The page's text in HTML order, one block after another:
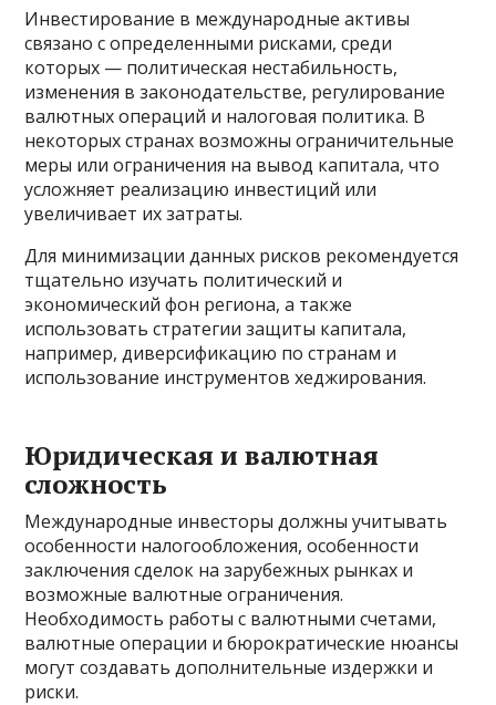
Инвестирование в международные активы
связано с определенными рисками, среди
которых — политическая нестабильность,
изменения в законодательстве, регулирование
валютных операций и налоговая политика. В
некоторых странах возможны ограничительные
меры или ограничения на вывод капитала, что
усложняет реализацию инвестиций или
увеличивает их затраты.
Для минимизации данных рисков рекомендуется
тщательно изучать политический и
экономический фон региона, а также
использовать стратегии защиты капитала,
например, диверсификацию по странам и
использование инструментов хеджирования.
Юридическая и валютная
сложность
Международные инвесторы должны учитывать
особенности налогообложения, особенности
заключения сделок на зарубежных рынках и
возможные валютные ограничения.
Необходимость работы с валютными счетами,
валютные операции и бюрократические нюансы
могут создавать дополнительные издержки и
риски.